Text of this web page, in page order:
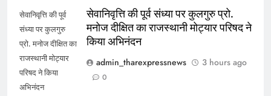
सेवानिवृत्ति की पूर्व
संध्या पर कुलगुरु
प्रो. मनोज दीक्षित का
राजस्थानी मोट्यार
परिषद ने किया
अभिनंदन
सेवानिवृत्ति की पूर्व संध्या पर कुलगुरु प्रो.
मनोज दीक्षित का राजस्थानी मोट्यार परिषद ने
किया अभिनंदन
admin_tharexpressnews
3 hours ago
0